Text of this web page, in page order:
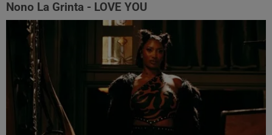
Nono La Grinta - LOVE YOU